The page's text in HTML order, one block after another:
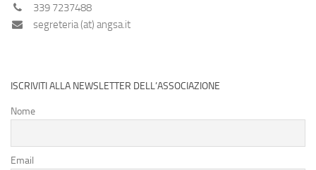
339 7237488
segreteria (at) angsa.it
ISCRIVITI ALLA NEWSLETTER DELL’ASSOCIAZIONE
Nome
Email